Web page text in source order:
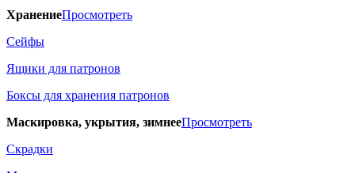
ХранениеПросмотреть
Сейфы
Ящики для патронов
Боксы для хранения патронов
Маскировка, укрытия, зимнееПросмотреть
Скрадки